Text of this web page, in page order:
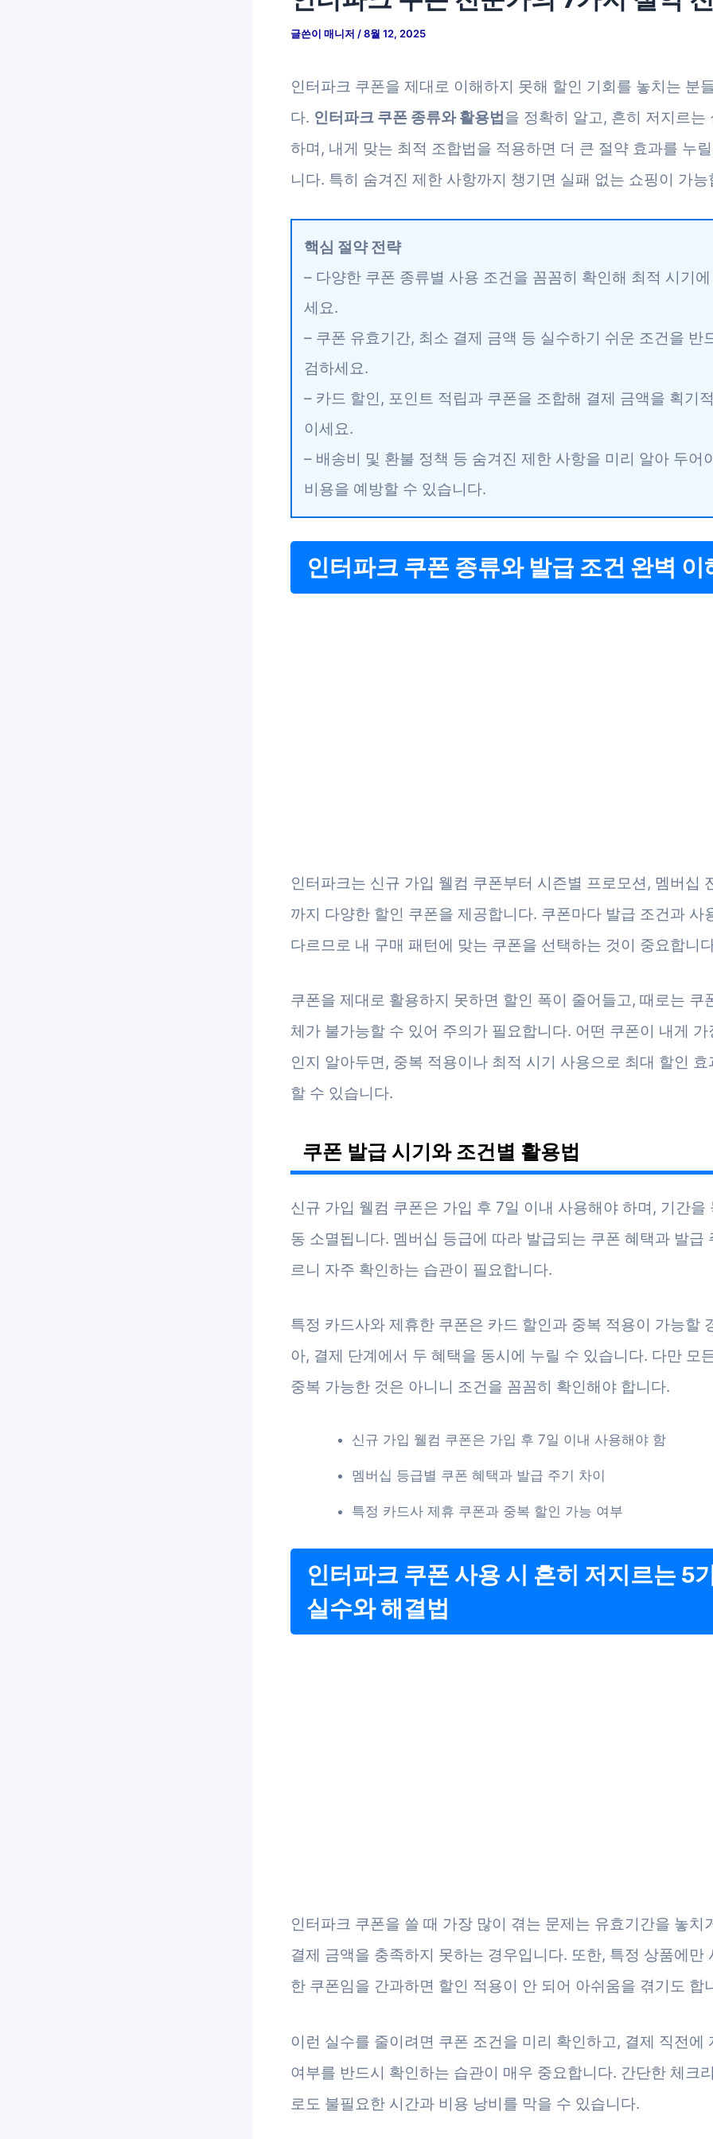
글쓴이 매니저 /8월 12, 2025
인터파크 쿠폰을 제대로 이해하지 못해 할인 기회를 놓치는 분
다. 인터파크 쿠폰 종류와 활용법을 정확히 알고, 흔히 저지르는
하며, 내게 맞는 최적 조합법을 적용하면 더 큰 절약 효과를 누
니다. 특히 숨겨진 제한 사항까지 챙기면 실패 없는 쇼핑이 가능
핵심 절약 전략
– 다양한 쿠폰 종류별 사용 조건을 꼼꼼히 확인해 최적 시기
세요.
– 쿠폰 유효기간, 최소 결제 금액 등 실수하기 쉬운 조건을 반
검하세요.
– 카드 할인, 포인트 적립과 쿠폰을 조합해 결제 금액을 획기
이세요.
– 배송비 및 환불 정책 등 숨겨진 제한 사항을 미리 알아 두어
비용을 예방할 수 있습니다.
인터파크 쿠폰 종류와 발급 조건 완벽 이
인터파크는 신규 가입 웰컴 쿠폰부터 시즌별 프로모션, 멤버십
까지 다양한 할인 쿠폰을 제공합니다. 쿠폰마다 발급 조건과 사
다르므로 내 구매 패턴에 맞는 쿠폰을 선택하는 것이 중요합니
쿠폰을 제대로 활용하지 못하면 할인 폭이 줄어들고, 때로는 쿠
체가 불가능할 수 있어 주의가 필요합니다. 어떤 쿠폰이 내게 가
인지 알아두면, 중복 적용이나 최적 시기 사용으로 최대 할인 효
할 수 있습니다.
쿠폰 발급 시기와 조건별 활용법
신규 가입 웰컴 쿠폰은 가입 후 7일 이내 사용해야 하며, 기간을
동 소멸됩니다. 멤버십 등급에 따라 발급되는 쿠폰 혜택과 발급
르니 자주 확인하는 습관이 필요합니다.
특정 카드사와 제휴한 쿠폰은 카드 할인과 중복 적용이 가능할
아, 결제 단계에서 두 혜택을 동시에 누릴 수 있습니다. 다만 모
중복 가능한 것은 아니니 조건을 꼼꼼히 확인해야 합니다.
신규 가입 웰컴 쿠폰은 가입 후 7일 이내 사용해야 함
멤버십 등급별 쿠폰 혜택과 발급 주기 차이
특정 카드사 제휴 쿠폰과 중복 할인 가능 여부
인터파크 쿠폰 사용 시 흔히 저지르는 5
실수와 해결법
인터파크 쿠폰을 쓸 때 가장 많이 겪는 문제는 유효기간을 놓치
결제 금액을 충족하지 못하는 경우입니다. 또한, 특정 상품에만
한 쿠폰임을 간과하면 할인 적용이 안 되어 아쉬움을 겪기도 합
이런 실수를 줄이려면 쿠폰 조건을 미리 확인하고, 결제 직전에
여부를 반드시 확인하는 습관이 매우 중요합니다. 간단한 체크
로도 불필요한 시간과 비용 낭비를 막을 수 있습니다.